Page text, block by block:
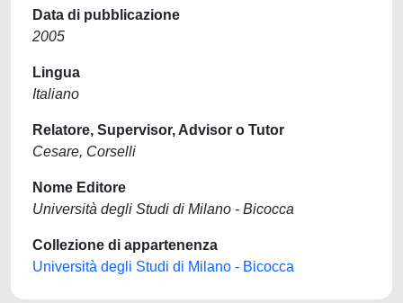
Data di pubblicazione
2005
Lingua
Italiano
Relatore, Supervisor, Advisor o Tutor
Cesare, Corselli
Nome Editore
Università degli Studi di Milano - Bicocca
Collezione di appartenenza
Università degli Studi di Milano - Bicocca